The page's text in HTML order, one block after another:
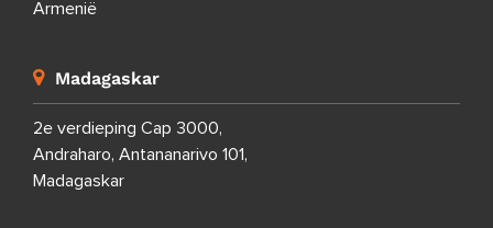
Armenië
Madagaskar
2e verdieping Cap 3000,
Andraharo, Antananarivo 101,
Madagaskar